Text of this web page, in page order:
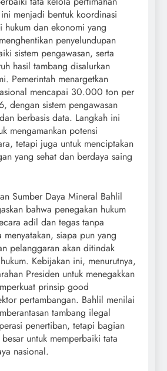
menjadi bentuk koordinasi
hukum dan ekonomi yang
penyelundupan
sistem pengawasan, serta
hasil tambang disalurkan
Pemerintah menargetkan
mencapai 30.000 ton per
dengan sistem pengawasan
berbasis data. Langkah ini
mengamankan potensi
tetapi juga untuk menciptakan
yang sehat dan berdaya saing
Sumber Daya Mineral Bahlil
bahwa penegakan hukum
adil dan tegas tanpa
siapa pun yang
pelanggaran akan ditindak
Kebijakan ini, menurutnya,
Presiden untuk menegakkan
prinsip good
pertambangan. Bahlil menilai
tambang ilegal
penertiban, tetapi bagian
untuk memperbaiki tata
nasional.